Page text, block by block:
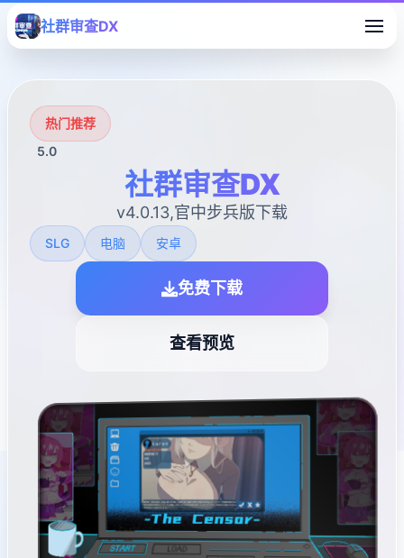
社群审查DX
热门推荐
5.0
社群审查DX
v4.0.13,官中步兵版下载
SLG 电脑 安卓
免费下载
查看预览